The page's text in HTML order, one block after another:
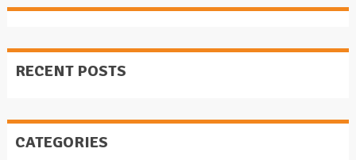
RECENT POSTS
CATEGORIES